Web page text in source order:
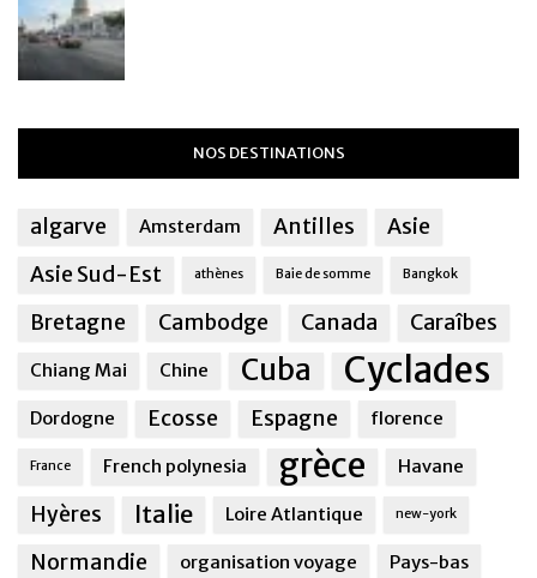
NOS DESTINATIONS
algarve Amsterdam Antilles
Asie
Asie Sud-Est
athènes Baie de somme Bangkok
Bretagne Cambodge Canada Caraîbes
Chiang Mai Chine Cuba Cyclades
Dordogne Ecosse Espagne florence
France French polynesia grèce Havane
Hyères Italie Loire Atlantique new-york
Normandie organisation voyage Pays-bas